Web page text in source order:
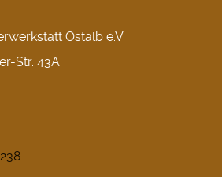
Ostalb e.V.
Str. 43A